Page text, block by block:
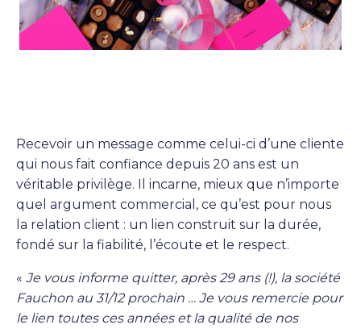
Recevoir un message comme celui-ci d’une cliente
qui nous fait confiance depuis 20 ans est un
véritable privilège. Il incarne, mieux que n’importe
quel argument commercial, ce qu’est pour nous
la relation client : un lien construit sur la durée,
fondé sur la fiabilité, l’écoute et le respect.
« Je vous informe quitter, après 29 ans (!), la société
Fauchon au 31/12 prochain … Je vous remercie pour
le lien toutes ces années et la qualité de nos